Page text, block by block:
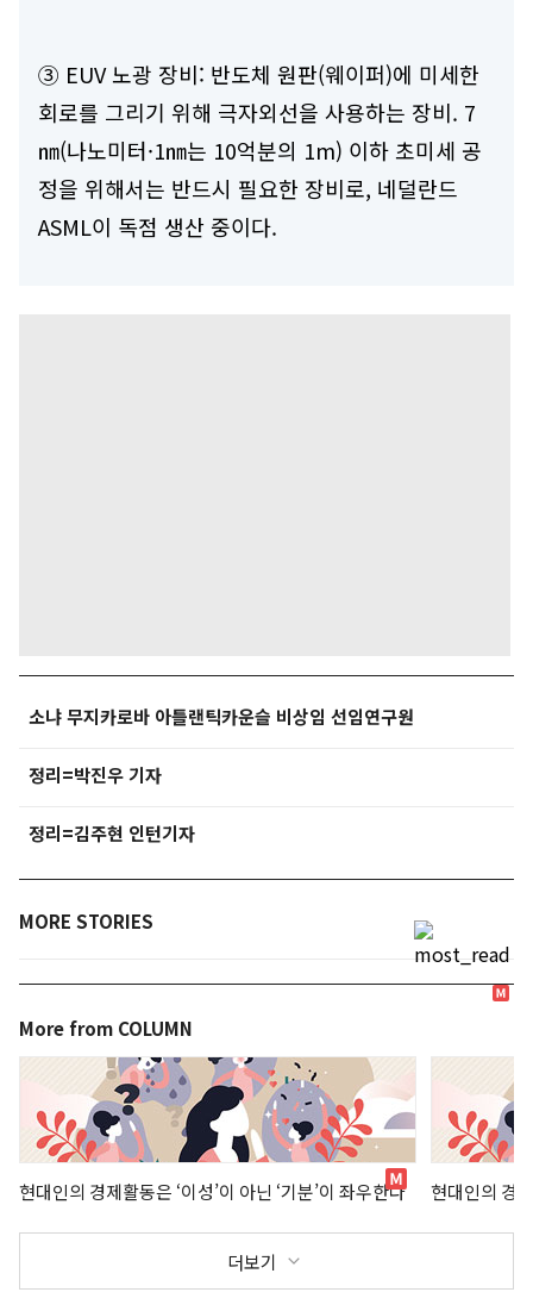
③ EUV 노광 장비: 반도체 원판(웨이퍼)에 미세한
회로를 그리기 위해 극자외선을 사용하는 장비. 7
㎚(나노미터·1㎚는 10억분의 1m) 이하 초미세 공
정을 위해서는 반드시 필요한 장비로, 네덜란드
ASML이 독점 생산 중이다.
소냐 무지카로바 아틀랜틱카운슬 비상임 선임연구원
정리=박진우 기자
정리=김주현 인턴기자
MORE STORIES
More from COLUMN
현대인의 경제활동은 ‘이성’이 아닌 ‘기분’이 좌우한다 현대인의 경
더보기